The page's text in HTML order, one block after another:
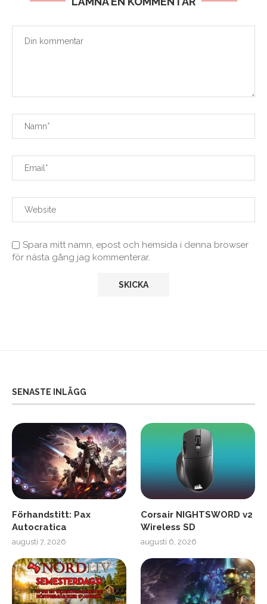
Spara mitt namn, epost och hemsida i denna browser
för nästa gång jag kommenterar.
SENASTE INLÄGG
Förhandstitt: Pax
Autocratica
augusti 7, 2026
Corsair NIGHTSWORD v2
Wireless SD
augusti 6, 2026